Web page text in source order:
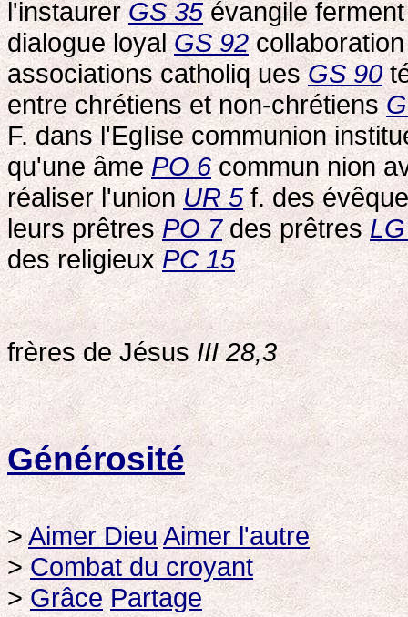
l'instaurerGS 35évangile
dialogue loyalGS 92
associations catholiq uesGS 90
entre chrétiens et non-chrétiens
F. dans l'EgIise communion
qu'une âmePO 6commun nion
réaliser l'unionUR 5f. des
leurs prêtresPO 7des prêtres
des religieuxPC 15
frères de JésusIII 28,3
Générosité
>Aimer DieuAimer l'autre
>Combat du croyant
>Grâce Partage